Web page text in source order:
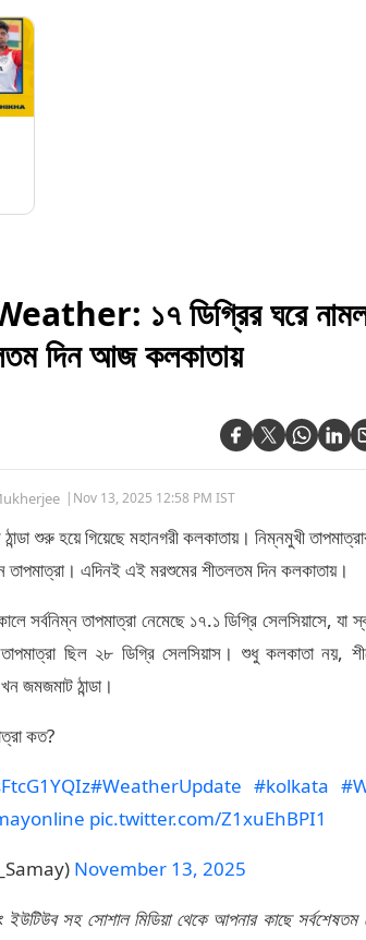
১৭ ডিগ্রির ঘরে নামল
দিন আজ কলকাতায়
| Nov 13, 2025 12:58 PM IST
শুরু হয়ে গিয়েছে মহানগরী কলকাতায়। নিম্নমুখী
তাপমাত্রা। এদিনই এই মরশুমের শীতলতম দিন কলকাতায়।
সর্বনিম্ন তাপমাত্রা নেমেছে ১৭.১ ডিগ্রি সেলসিয়াসে,
তাপমাত্রা ছিল ২৮ ডিগ্রি সেলসিয়াস। শুধু কলকাতা নয়,
জমজমাট ঠান্ডা।
কত?
#WeatherUpdate #kolkata
pic.twitter.com/Z1xuEhBPI1
November 13, 2025
ইউটিউব সহ সোশাল মিডিয়া থেকে আপনার কাছে